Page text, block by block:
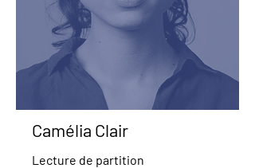
Camélia Clair
Lecture de partition